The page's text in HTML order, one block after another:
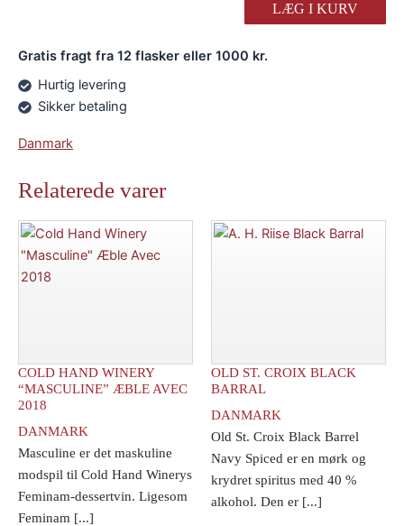
Black
LÆG I KURV
Gratis fragt fra 12 flasker eller 1000 kr.
Hurtig levering
Sikker betaling
Danmark
Relaterede varer
COLD HAND WINERY
“MASCULINE” ÆBLE AVEC
2018
DANMARK
Masculine er det maskuline
modspil til Cold Hand Winerys
Feminam-dessertvin. Ligesom
Feminam [...]
OLD ST. CROIX BLACK
BARRAL
DANMARK
Old St. Croix Black Barrel
Navy Spiced er en mørk og
krydret spiritus med 40 %
alkohol. Den er [...]